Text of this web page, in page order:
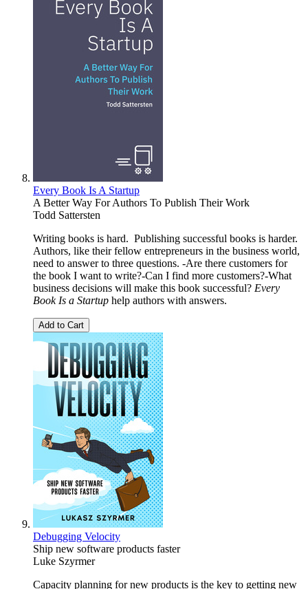
Every Book Is A Startup
A Better Way For Authors To Publish Their Work
Todd Sattersten
Writing books is hard. Publishing successful books is harder.
Authors, like their fellow entrepreneurs in the business world,
need to answer to three questions. -Are there customers for
the book I want to write?-Can I find more customers?-What
business decisions will make this book successful? Every
Book Is a Startup help authors with answers.
Add to Cart
Debugging Velocity
Ship new software products faster
Luke Szyrmer
Capacity planning for new products is the key to getting new